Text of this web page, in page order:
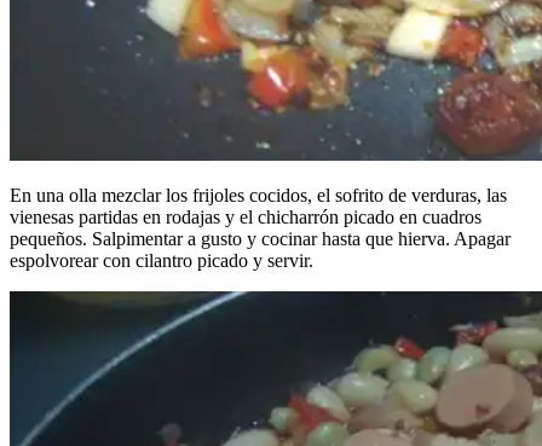
En una olla mezclar los frijoles cocidos, el sofrito de verduras, las
vienesas partidas en rodajas y el chicharrón picado en cuadros
pequeños. Salpimentar a gusto y cocinar hasta que hierva. Apagar
espolvorear con cilantro picado y servir.